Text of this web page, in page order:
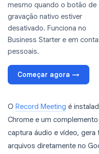
mesmo quando o botão de
gravação nativo estiver
desativado. Funciona no
Business Starter e em
pessoais.
Começar agora →
O Record Meeting é
Chrome e um
captura áudio e vídeo, gera
arquivos diretamente no